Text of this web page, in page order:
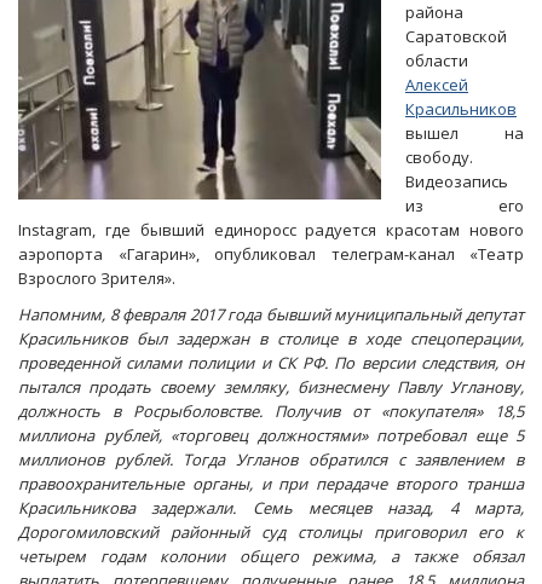
района
Саратовской
области
Алексей
Красильников
вышел на
свободу.
Видеозапись
из его
Instagram, где бывший единоросс радуется красотам нового
аэропорта «Гагарин», опубликовал телеграм-канал «Театр
Взрослого Зрителя».
Напомним, 8 февраля 2017 года бывший муниципальный депутат
Красильников был задержан в столице в ходе спецоперации,
проведенной силами полиции и СК РФ. По версии следствия, он
пытался продать своему земляку, бизнесмену Павлу Угланову,
должность в Росрыболовстве. Получив от «покупателя» 18,5
миллиона рублей, «торговец должностями» потребовал еще 5
миллионов рублей. Тогда Угланов обратился с заявлением в
правоохранительные органы, и при перадаче второго транша
Красильникова задержали. Семь месяцев назад, 4 марта,
Дорогомиловский районный суд столицы приговорил его к
четырем годам колонии общего режима, а также обязал